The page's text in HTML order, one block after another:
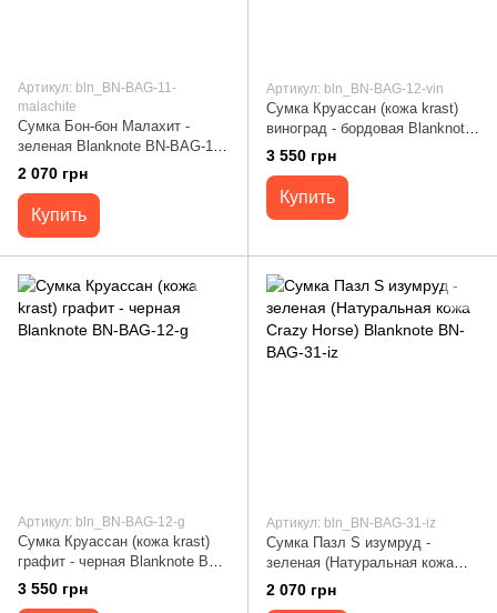
Артикул: bln_BN-BAG-11-
malachite
Сумка Бон-бон Малахит -
зеленая Blanknote BN-BAG-11-
malachite
2 070 грн
Купить
Артикул: bln_BN-BAG-12-vin
Сумка Круассан (кожа krast)
виноград - бордовая Blanknote
BN-BAG-12-vin
3 550 грн
Купить
Артикул: bln_BN-BAG-12-g
Сумка Круассан (кожа krast)
графит - черная Blanknote BN-
BAG-12-g
3 550 грн
Артикул: bln_BN-BAG-31-iz
Сумка Пазл S изумруд -
зеленая (Натуральная кожа
Crazy Horse) Blanknote BN-
BAG-31-iz
2 070 грн